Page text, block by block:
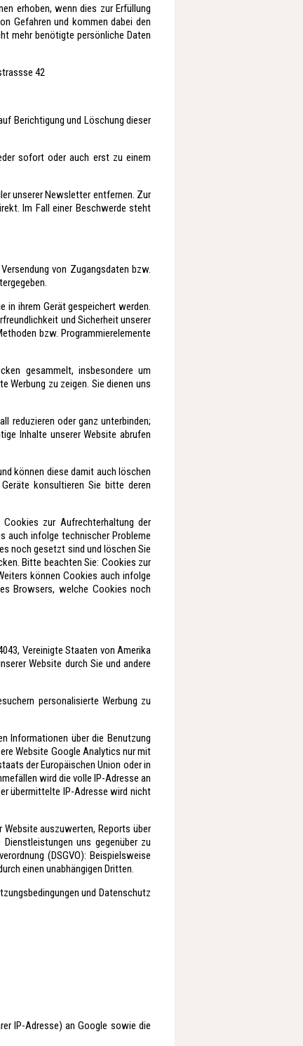
erhoben, wenn dies zur Erfüllung
Gefahren und kommen dabei den
mehr benötigte persönliche Daten
42
Berichtigung und Löschung dieser
sofort oder auch erst zu einem
unserer Newsletter entfernen. Zur
Im Fall einer Beschwerde steht
von Zugangsdaten bzw.
in ihrem Gerät gespeichert werden.
und Sicherheit unserer
bzw. Programmierelemente
gesammelt, insbesondere um
Werbung zu zeigen. Sie dienen uns
reduzieren oder ganz unterbinden;
Inhalte unserer Website abrufen
können diese damit auch löschen
konsultieren Sie bitte deren
zur Aufrechterhaltung der
auch infolge technischer Probleme
noch gesetzt sind und löschen Sie
Bitte beachten Sie: Cookies zur
können Cookies auch infolge
Browsers, welche Cookies noch
Vereinigte Staaten von Amerika
Website durch Sie und andere
personalisierte Werbung zu
Informationen über die Benutzung
Website Google Analytics nur mit
der Europäischen Union oder in
wird die volle IP-Adresse an
übermittelte IP-Adresse wird nicht
auszuwerten, Reports über
uns gegenüber zu
(DSGVO): Beispielsweise
einen unabhängigen Dritten.
und Datenschutz
IP-Adresse) an Google sowie die